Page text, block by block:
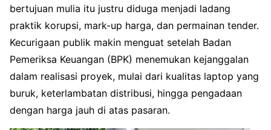
bertujuan mulia itu justru diduga menjadi ladang
praktik korupsi, mark-up harga, dan permainan tender.
Kecurigaan publik makin menguat setelah Badan
Pemeriksa Keuangan (BPK) menemukan kejanggalan
dalam realisasi proyek, mulai dari kualitas laptop yang
buruk, keterlambatan distribusi, hingga pengadaan
dengan harga jauh di atas pasaran.